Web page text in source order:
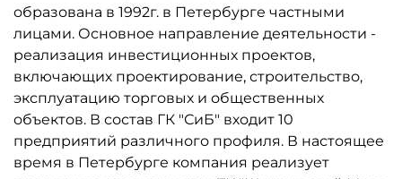
образована в 1992г. в Петербурге частными
лицами. Основное направление деятельности -
реализация инвестиционных проектов,
включающих проектирование, строительство,
эксплуатацию торговых и общественных
объектов. В состав ГК "СиБ" входит 10
предприятий различного профиля. В настоящее
время в Петербурге компания реализует